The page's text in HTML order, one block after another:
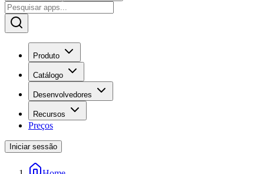
Produto
Catálogo
Desenvolvedores
Recursos
Preços
Iniciar sessão